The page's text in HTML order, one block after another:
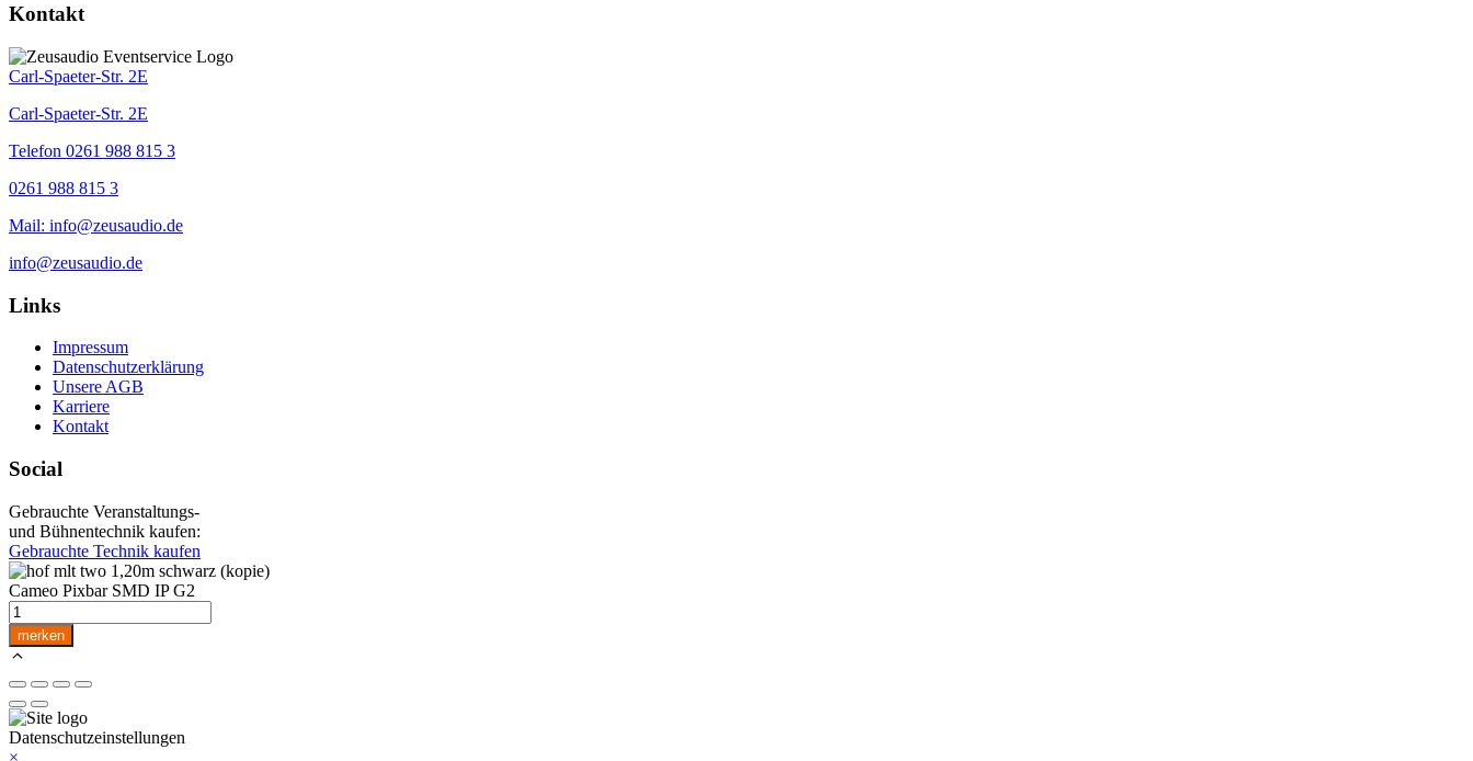
Kontakt
Carl-Spaeter-Str. 2E
Carl-Spaeter-Str. 2E
Telefon 0261 988 815 3
0261 988 815 3
Mail: info@zeusaudio.de
info@zeusaudio.de
Links
Impressum
Datenschutzerklärung
Unsere AGB
Karriere
Kontakt
Social
Gebrauchte Veranstaltungs-
und Bühnentechnik kaufen:
Gebrauchte Technik kaufen
Cameo Pixbar SMD IP G2
Cameo
Pixbar
SMD
G2
Menge
merken
Datenschutzeinstellungen
×